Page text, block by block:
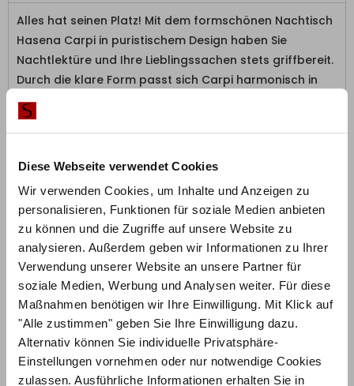
Diese Webseite verwendet Cookies
Wir verwenden Cookies, um Inhalte und Anzeigen zu
personalisieren, Funktionen für soziale Medien anbieten
zu können und die Zugriffe auf unsere Website zu
analysieren. Außerdem geben wir Informationen zu Ihrer
Verwendung unserer Website an unsere Partner für
soziale Medien, Werbung und Analysen weiter. Für diese
Maßnahmen benötigen wir Ihre Einwilligung. Mit Klick auf
"Alle zustimmen" geben Sie Ihre Einwilligung dazu.
Alternativ können Sie individuelle Privatsphäre-
Einstellungen vornehmen oder nur notwendige Cookies
zulassen. Ausführliche Informationen erhalten Sie in
Alles hat seinen Platz! Mit dem formschönen Nachtisch
Hasena Carpi in puristischem Design haben Sie
Nachtlektüre und Ihre Lieblingssachen stets griffbereit.
Durch die klare Form passt sich Carpi harmonisch in
jedes moderne Schafambiente ein.
In verschiedenen Holzausführungen erhältlich Maße:
geliefert Hochwertige Qualität
Zusätzliche Informationen
Herstellerinformation
Ähnliche Produkte